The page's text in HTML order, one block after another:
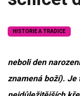
HISTORIE A TRADICE
neboli den
znamená boží). Je